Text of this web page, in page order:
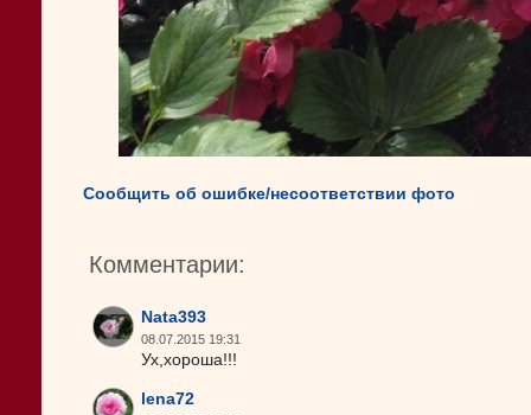
Сообщить об ошибке/несоответствии фото
Комментарии:
Nata393
08.07.2015 19:31
Ух,хороша!!!
lena72